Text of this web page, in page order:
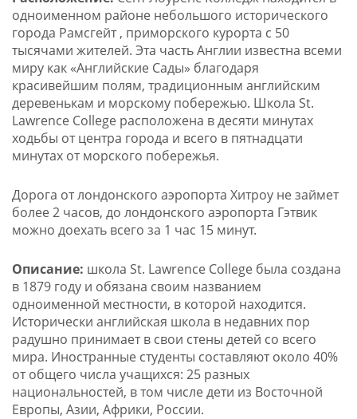
одноименном районе небольшого исторического
города Рамсгейт , приморского курорта с 50
тысячами жителей. Эта часть Англии известна всеми
миру как «Английские Сады» благодаря
красивейшим полям, традиционным английским
деревенькам и морскому побережью. Школа St.
Lawrence College расположена в десяти минутах
ходьбы от центра города и всего в пятнадцати
минутах от морского побережья.
Дорога от лондонского аэропорта Хитроу не займет
более 2 часов, до лондонского аэропорта Гэтвик
можно доехать всего за 1 час 15 минут.
Описание: школа St. Lawrence College была создана
в 1879 году и обязана своим названием
одноименной местности, в которой находится.
Исторически английская школа в недавних пор
радушно принимает в свои стены детей со всего
мира. Иностранные студенты составляют около 40%
от общего числа учащихся: 25 разных
национальностей, в том числе дети из Восточной
Европы, Азии, Африки, России.